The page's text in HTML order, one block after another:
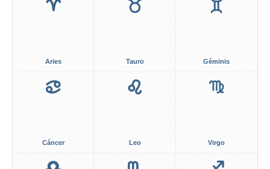
Aries Tauro Géminis
Cáncer Leo Virgo